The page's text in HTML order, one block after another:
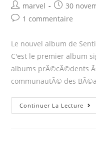
Post
author:
marvel
Post
published:
30
Post1 commentaire
Le nouvel album de
C'est le premier album
albums prÃ©cÃ©dents
communautÃ© des
Continuer La Lecture